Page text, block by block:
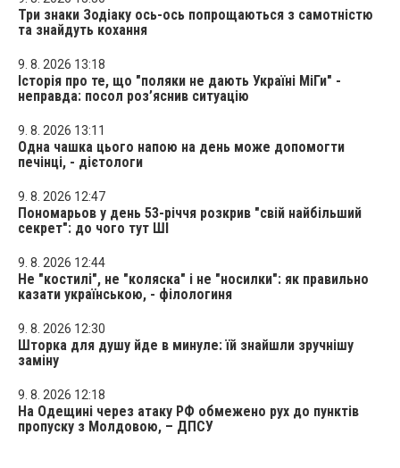
Три знаки Зодіаку ось-ось попрощаються з самотністю
та знайдуть кохання
9. 8. 2026 13:18
Історія про те, що "поляки не дають Україні МіГи" -
неправда: посол роз’яснив ситуацію
9. 8. 2026 13:11
Одна чашка цього напою на день може допомогти
печінці, - дієтологи
9. 8. 2026 12:47
Пономарьов у день 53-річчя розкрив "свій найбільший
секрет": до чого тут ШІ
9. 8. 2026 12:44
Не "костилі", не "коляска" і не "носилки": як правильно
казати українською, - філологиня
9. 8. 2026 12:30
Шторка для душу йде в минуле: їй знайшли зручнішу
заміну
9. 8. 2026 12:18
На Одещині через атаку РФ обмежено рух до пунктів
пропуску з Молдовою, – ДПСУ